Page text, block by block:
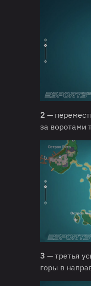
2 —
за воротами
3 — третья
горы в